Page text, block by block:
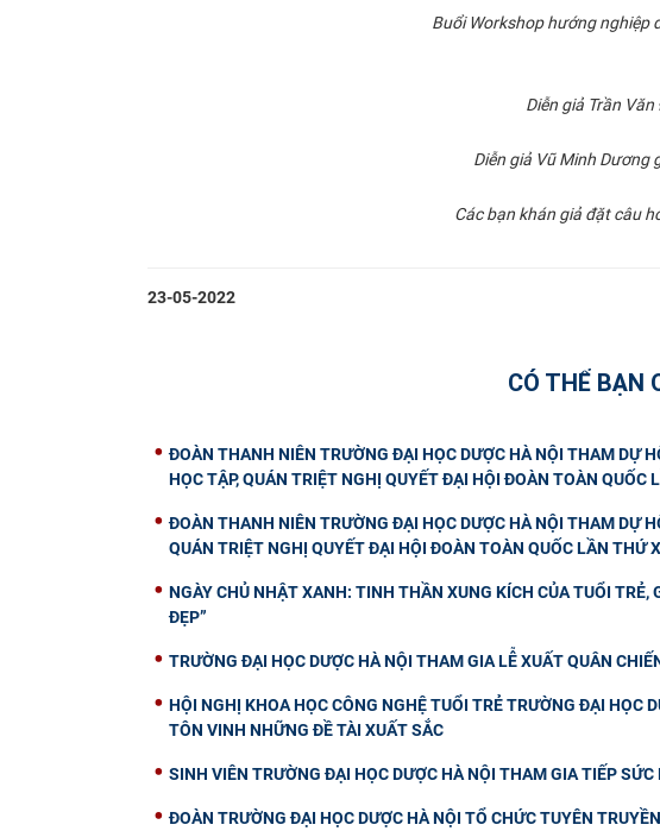
Buổi Workshop hướng nghiệp
Diễn giả Trần
Diễn giả Vũ Minh Dương
Các bạn khán giả đặt câu
23-05-2022
CÓ THỂ BẠN
ĐOÀN THANH NIÊN TRƯỜNG ĐẠI HỌC DƯỢC HÀ NỘI THAM DỰ
HỌC TẬP, QUÁN TRIỆT NGHỊ QUYẾT ĐẠI HỘI ĐOÀN TOÀN
ĐOÀN THANH NIÊN TRƯỜNG ĐẠI HỌC DƯỢC HÀ NỘI THAM DỰ
QUÁN TRIỆT NGHỊ QUYẾT ĐẠI HỘI ĐOÀN TOÀN QUỐC LẦN THỨ
NGÀY CHỦ NHẬT XANH: TINH THẦN XUNG KÍCH CỦA TUỔI
ĐẸP”
TRƯỜNG ĐẠI HỌC DƯỢC HÀ NỘI THAM GIA LỄ XUẤT QUÂN
HỘI NGHỊ KHOA HỌC CÔNG NGHỆ TUỔI TRẺ TRƯỜNG ĐẠI HỌC
TÔN VINH NHỮNG ĐỀ TÀI XUẤT SẮC
SINH VIÊN TRƯỜNG ĐẠI HỌC DƯỢC HÀ NỘI THAM GIA TIẾP
ĐOÀN TRƯỜNG ĐẠI HỌC DƯỢC HÀ NỘI TỔ CHỨC TUYÊN